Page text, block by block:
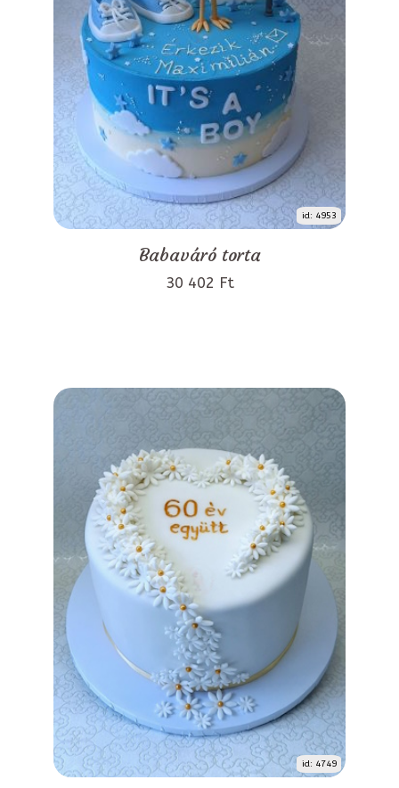
id: 4953
Babaváró torta
30 402 Ft
id: 4749